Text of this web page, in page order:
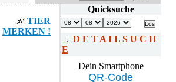
TIER
MERKEN !
Quicksuche
D E T A I L S U C H
E
Dein Smartphone
QR-Code